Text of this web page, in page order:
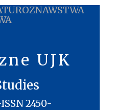
UJK
2450-